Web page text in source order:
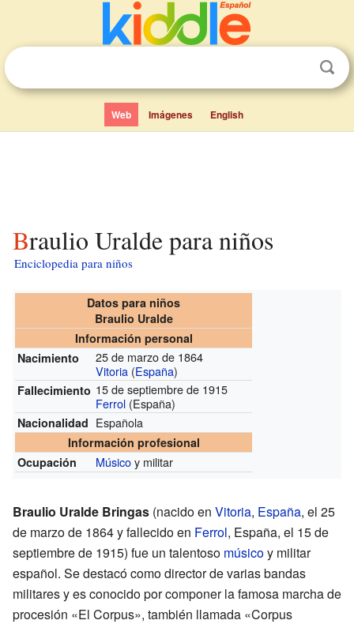
Web Imágenes English
Braulio Uralde para niños
Enciclopedia para niños
Datos para niños
Braulio Uralde
Información personal
Nacimiento
25 de marzo de 1864
Vitoria (España)
Fallecimiento 15 de septiembre de 1915
Ferrol (España)
Nacionalidad Española
Información profesional
Ocupación
Músicoy militar
Braulio Uralde Bringas (nacido en Vitoria, España, el 25
de marzo de 1864 y fallecido en Ferrol, España, el 15 de
septiembre de 1915) fue un talentoso músicoy militar
español. Se destacó como director de varias bandas
militares y es conocido por componer la famosa marcha de
procesión «El Corpus», también llamada «Corpus